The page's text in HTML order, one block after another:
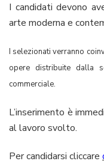
I candidati devono
arte moderna e
I selezionati verranno
opere distribuite dalla
commerciale.
L’inserimento è
al lavoro svolto.
Per candidarsi cliccare